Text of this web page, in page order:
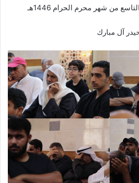
من شهر محرم الحرام 1446هـ
آل مبارك